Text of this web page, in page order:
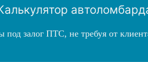
залог ПТС, не требуя от